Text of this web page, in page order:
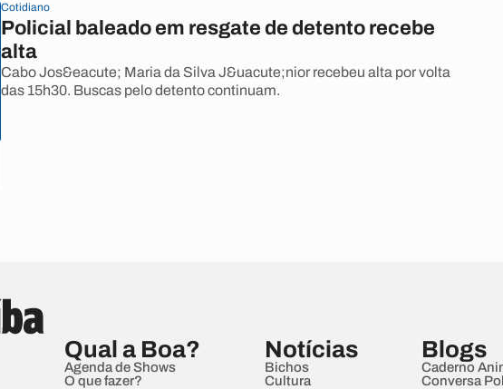
Cotidiano
Policial baleado em resgate de detento recebe
alta
Cabo Jos&eacute; Maria da Silva J&uacute;nior recebeu alta por volta
das 15h30. Buscas pelo detento continuam.
Qual a Boa?
Agenda de Shows
O que fazer?
Notícias
Bichos
Cultura
Blogs
Caderno
Conversa